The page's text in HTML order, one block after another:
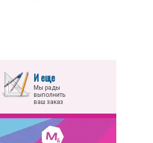
И еще
Мы рады
выполнить
ваш заказ